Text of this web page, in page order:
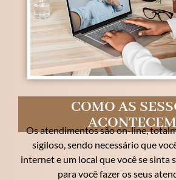
COMO AS
Os atendimentos são on-line,
sigiloso, sendo necessário que
internet e um local que você se sinta
para você fazer os seus